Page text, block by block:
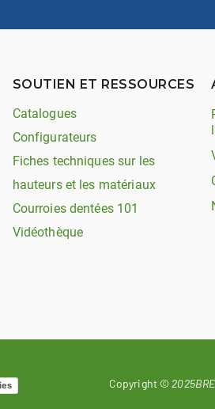
SOUTIEN ET RESSOURCES
Catalogues
Configurateurs
Fiches techniques sur les
hauteurs et les matériaux
Courroies dentées 101
Vidéothèque
Copyright ©